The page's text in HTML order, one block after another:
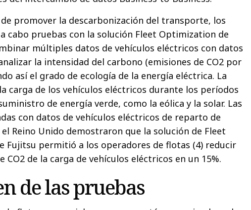
promover la descarbonización del transporte, los
cabo pruebas con la solución Fleet Optimization de
múltiples datos de vehículos eléctricos con datos
la intensidad del carbono (emisiones de CO2 por
así el grado de ecología de la energía eléctrica. La
carga de los vehículos eléctricos durante los períodos
de energía verde, como la eólica y la solar. Las
con datos de vehículos eléctricos de reparto de
Reino Unido demostraron que la solución de Fleet
Fujitsu permitió a los operadores de flotas (4) reducir
CO2 de la carga de vehículos eléctricos en un 15%.
de las pruebas